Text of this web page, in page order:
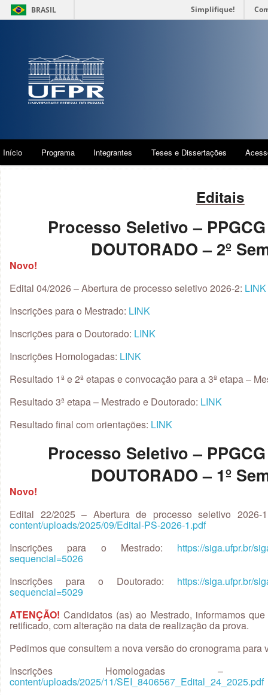
BRASIL Simplifique!
Início Programa Integrantes Teses e Dissertações
Editais
Processo Seletivo –
DOUTORADO – 2º
Novo!
Edital 04/2026 – Abertura de processo seletivo 2026-2: LINK
Inscrições para o Mestrado: LINK
Inscrições para o Doutorado: LINK
Inscrições Homologadas: LINK
Resultado 1ª e 2ª etapas e convocação para a 3ª etapa –
Resultado 3ª etapa – Mestrado e Doutorado: LINK
Resultado final com orientações: LINK
Processo Seletivo –
DOUTORADO – 1º
Novo!
Edital 22/2025 – Abertura de processo seletivo
content/uploads/2025/09/Edital-PS-2026-1.pdf
Inscrições para o Mestrado: https://siga.ufpr.br/
sequencial=5026
Inscrições para o Doutorado: https://siga.ufpr.br/
sequencial=5029
ATENÇÃO! Candidatos (as) ao Mestrado, informamos
retificado, com alteração na data de realização da prova.
Pedimos que consultem a nova versão do cronograma para
Inscrições Homologadas
content/uploads/2025/11/SEI_8406567_Edital_24_2025.pdf